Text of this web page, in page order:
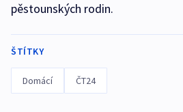
pěstounských rodin.
ŠTÍTKY
Domácí ČT24